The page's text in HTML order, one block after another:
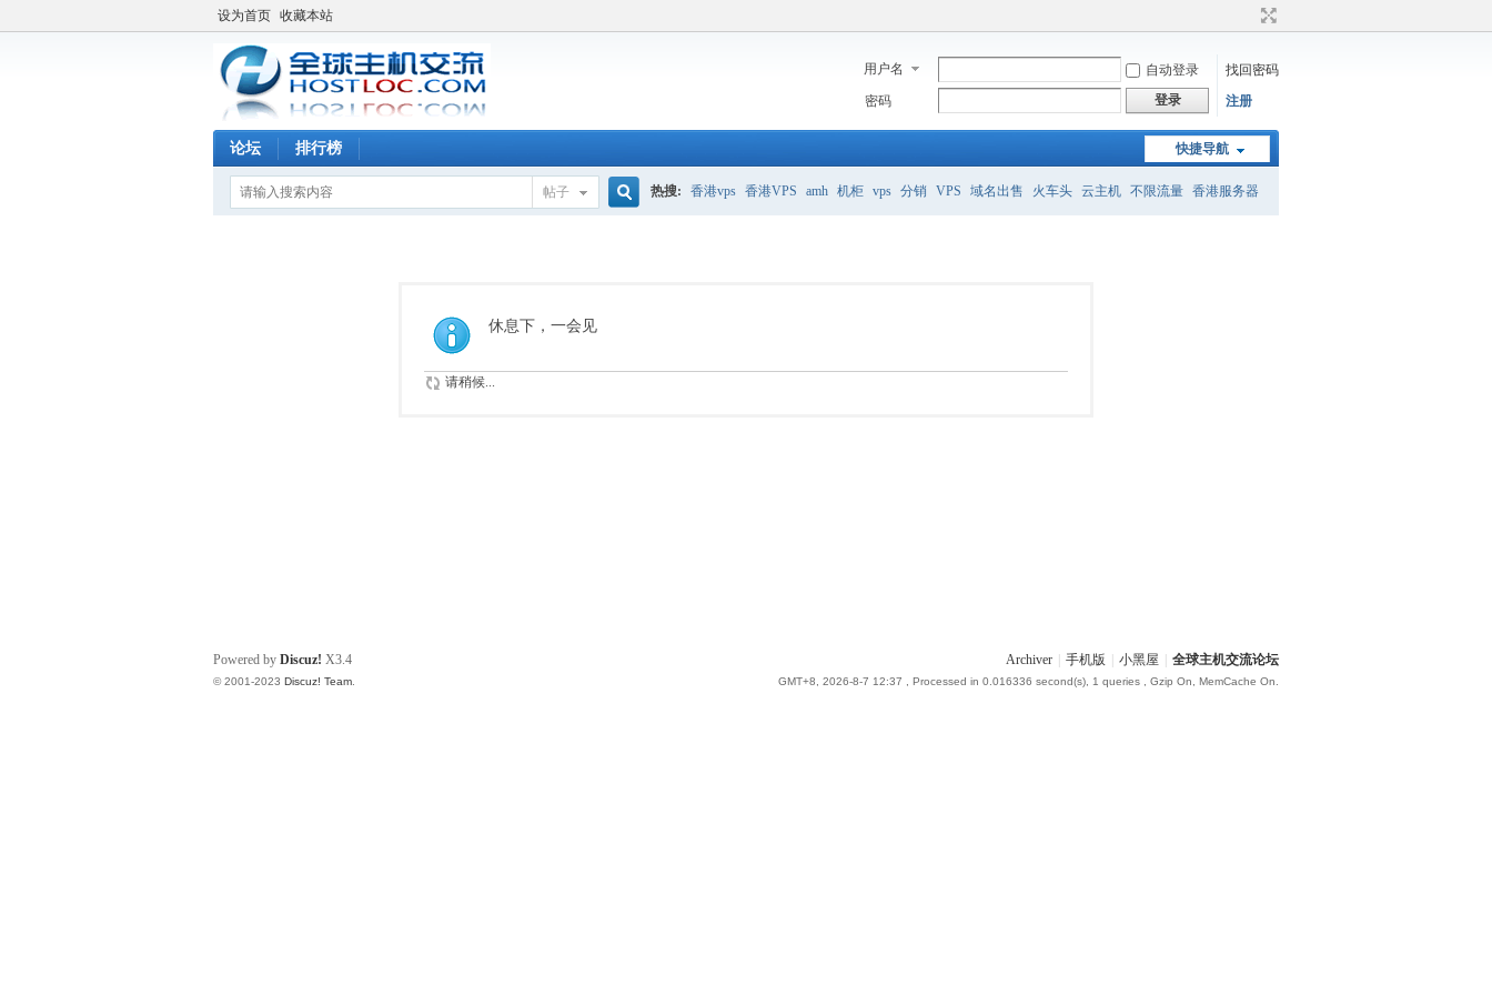
设为首页 收藏本站
用户名 自动登录
找回密码
密码
登录 注册
快捷导航
论坛 排行榜
帖子 热搜: 香港vps 香港VPS amh 机柜 vps 分销 VPS 域名出售 火车头 云主机 不限流量 香港服务器
休息下，一会见
请稍候...
Archiver 手机版 小黑屋 全球主机交流论坛
GMT+8, 2026-8-7 12:37 , Processed in 0.016336 second(s), 1 queries , Gzip On, MemCache On.
Powered by Discuz! X3.4
© 2001-2023 Discuz! Team